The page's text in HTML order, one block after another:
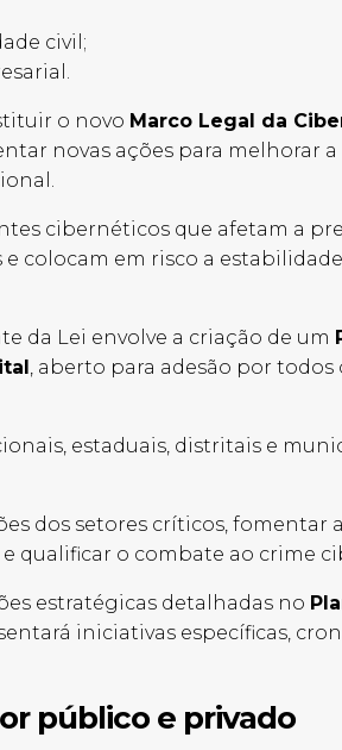
civil;
o novo Marco Legal da
novas ações para melhorar a
cibernéticos que afetam a
colocam em risco a
da Lei envolve a criação de um
, aberto para adesão por todos
estaduais, distritais e
dos setores críticos, fomentar
qualificar o combate ao crime
estratégicas detalhadas no
iniciativas específicas,
público e privado